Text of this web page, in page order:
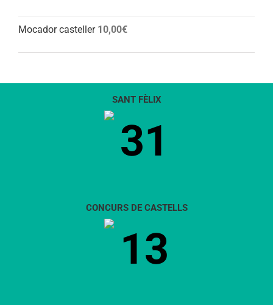
Mocador casteller 10,00€
SANT FÈLIX
31
CONCURS DE CASTELLS
13